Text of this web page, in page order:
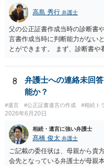
高島 秀行 弁護士
父の公正証書作成当時の診断書
言書作成当時に判断能力がない
とができます。 まず、診断書
いと思います。
8
弁護士への連絡未回
能か？
#遺言 #公正証書遺言の作成 #相続ト
2026年6月20日
相続・遺言に強い弁護士
髙橋 俊太 弁護士
ご記載の委任状は、母親から貴
会先となっている弁護士が母親